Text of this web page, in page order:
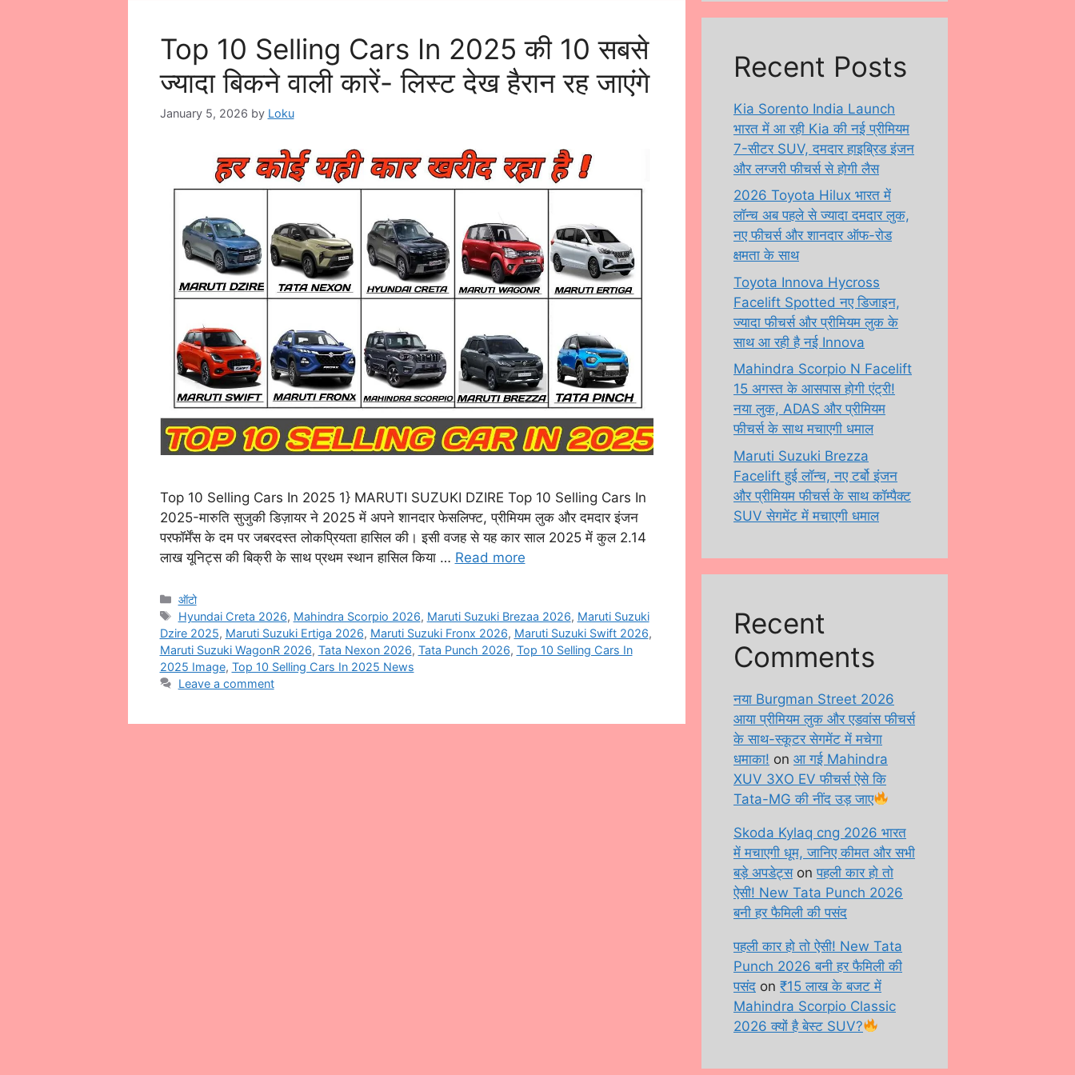
Top 10 Selling Cars In 2025 की 10 सबसे
ज्यादा बिकने वाली कारें- लिस्ट देख हैरान रह जाएंगे
January 5, 2026 by Loku
Top 10 Selling Cars In 2025 1} MARUTI SUZUKI DZIRE Top 10 Selling Cars In
2025-मारुति सुजुकी डिज़ायर ने 2025 में अपने शानदार फेसलिफ्ट, प्रीमियम लुक और दमदार इंजन
परफॉर्मेंस के दम पर जबरदस्त लोकप्रियता हासिल की। इसी वजह से यह कार साल 2025 में कुल 2.14
लाख यूनिट्स की बिक्री के साथ प्रथम स्थान हासिल किया … Read more
Categories
ऑटो
Tags
Hyundai Creta 2026, Mahindra Scorpio 2026, Maruti Suzuki Brezaa 2026, Maruti Suzuki
Dzire 2025, Maruti Suzuki Ertiga 2026, Maruti Suzuki Fronx 2026, Maruti Suzuki Swift 2026,
Maruti Suzuki WagonR 2026, Tata Nexon 2026, Tata Punch 2026, Top 10 Selling Cars In
2025 Image, Top 10 Selling Cars In 2025 News
Leave a comment
Recent Posts
Kia Sorento India Launch
भारत में आ रही Kia की नई प्रीमियम
7-सीटर SUV, दमदार हाइब्रिड इंजन
और लग्जरी फीचर्स से होगी लैस
2026 Toyota Hilux भारत में
लॉन्च अब पहले से ज्यादा दमदार लुक,
नए फीचर्स और शानदार ऑफ-रोड
क्षमता के साथ
Toyota Innova Hycross
Facelift Spotted नए डिजाइन,
ज्यादा फीचर्स और प्रीमियम लुक के
साथ आ रही है नई Innova
Mahindra Scorpio N Facelift
15 अगस्त के आसपास होगी एंट्री!
नया लुक, ADAS और प्रीमियम
फीचर्स के साथ मचाएगी धमाल
Maruti Suzuki Brezza
Facelift हुई लॉन्च, नए टर्बो इंजन
और प्रीमियम फीचर्स के साथ कॉम्पैक्ट
SUV सेगमेंट में मचाएगी धमाल
Recent
Comments
नया Burgman Street 2026
आया प्रीमियम लुक और एडवांस फीचर्स
के साथ-स्कूटर सेगमेंट में मचेगा
धमाका! on आ गई Mahindra
XUV 3XO EV फीचर्स ऐसे कि
Tata-MG की नींद उड़ जाए
Skoda Kylaq cng 2026 भारत
में मचाएगी धूम, जानिए कीमत और सभी
बड़े अपडेट्सonपहली कार हो तो
ऐसी! New Tata Punch 2026
बनी हर फैमिली की पसंद
पहली कार हो तो ऐसी! New Tata
Punch 2026 बनी हर फैमिली की
पसंद on ₹15 लाख के बजट में
Mahindra Scorpio Classic
2026 क्यों है बेस्ट SUV?